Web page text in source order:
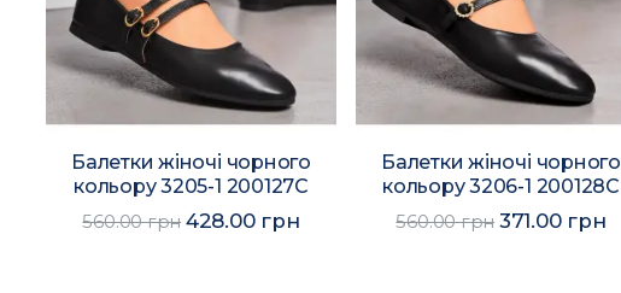
Балетки жіночі чорного
кольору 3205-1 200127C
560.00 грн 428.00 грн
Балетки жіночі чорного
кольору 3206-1 200128C
560.00 грн 371.00 грн